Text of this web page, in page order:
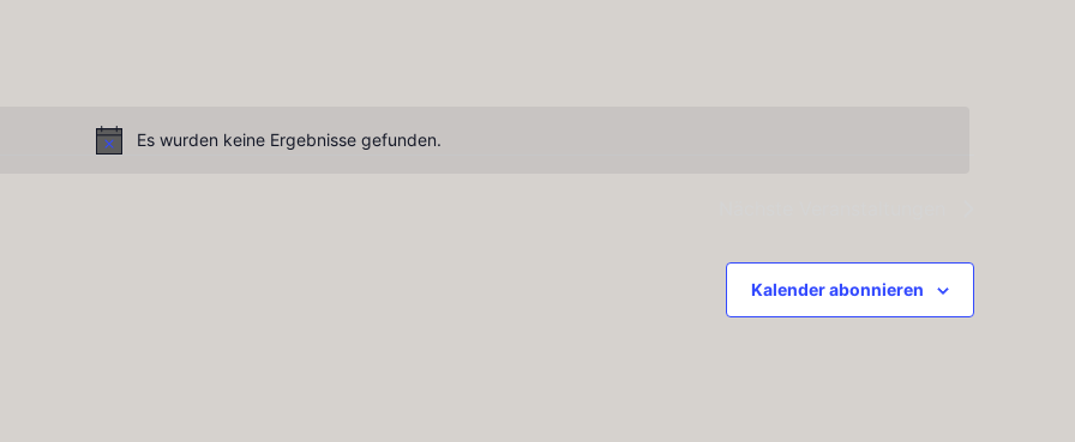
Notice
Es wurden keine Ergebnisse gefunden.
Kalender abonnieren